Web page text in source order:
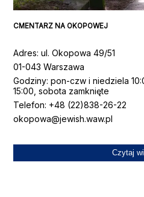
CMENTARZ NA OKOPOWEJ
Adres:ul. Okopowa 49/51
01-043 Warszawa
Godziny:pon-czw i niedziela
15:00, sobota zamknięte
Telefon: +48 (22)838-26-22
okopowa@jewish.waw.pl